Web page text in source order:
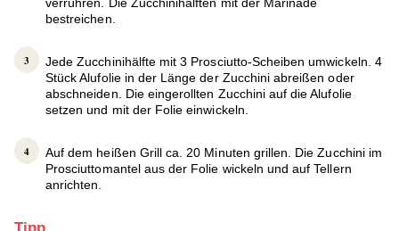
verrühren. Die Zucchinihälften mit der Marinade
bestreichen.
Jede Zucchinihälfte mit 3 Prosciutto-Scheiben umwickeln. 4
Stück Alufolie in der Länge der Zucchini abreißen oder
abschneiden. Die eingerollten Zucchini auf die Alufolie
setzen und mit der Folie einwickeln.
Auf dem heißen Grill ca. 20 Minuten grillen. Die Zucchini im
Prosciuttomantel aus der Folie wickeln und auf Tellern
anrichten.